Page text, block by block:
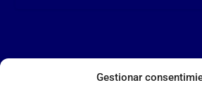
Gestionar
LA FALANGE